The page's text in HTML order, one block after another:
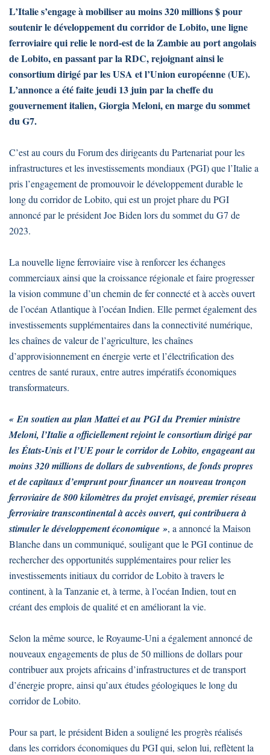
L’Italie s’engage à mobiliser au moins 320 millions $ pour
soutenir le développement du corridor de Lobito, une ligne
ferroviaire qui relie le nord-est de la Zambie au port angolais
de Lobito, en passant par la RDC, rejoignant ainsi le
consortium dirigé par les USA et l’Union européenne (UE).
L’annonce a été faite jeudi 13 juin par la cheffe du
gouvernement italien, Giorgia Meloni, en marge du sommet
du G7.
C’est au cours du Forum des dirigeants du Partenariat pour les
infrastructures et les investissements mondiaux (PGI) que l’Italie a
pris l’engagement de promouvoir le développement durable le
long du corridor de Lobito, qui est un projet phare du PGI
annoncé par le président Joe Biden lors du sommet du G7 de
2023.
La nouvelle ligne ferroviaire vise à renforcer les échanges
commerciaux ainsi que la croissance régionale et faire progresser
la vision commune d’un chemin de fer connecté et à accès ouvert
de l’océan Atlantique à l’océan Indien. Elle permet également des
investissements supplémentaires dans la connectivité numérique,
les chaînes de valeur de l’agriculture, les chaînes
d’approvisionnement en énergie verte et l’électrification des
centres de santé ruraux, entre autres impératifs économiques
transformateurs.
« En soutien au plan Mattei et au PGI du Premier ministre
Meloni, l’Italie a officiellement rejoint le consortium dirigé par
les États-Unis et l’UE pour le corridor de Lobito, engageant au
moins 320 millions de dollars de subventions, de fonds propres
et de capitaux d’emprunt pour financer un nouveau tronçon
ferroviaire de 800 kilomètres du projet envisagé, premier réseau
ferroviaire transcontinental à accès ouvert, qui contribuera à
stimuler le développement économique », a annoncé la Maison
Blanche dans un communiqué, souligant que le PGI continue de
rechercher des opportunités supplémentaires pour relier les
investissements initiaux du corridor de Lobito à travers le
continent, à la Tanzanie et, à terme, à l’océan Indien, tout en
créant des emplois de qualité et en améliorant la vie.
Selon la même source, le Royaume-Uni a également annoncé de
nouveaux engagements de plus de 50 millions de dollars pour
contribuer aux projets africains d’infrastructures et de transport
d’énergie propre, ainsi qu’aux études géologiques le long du
corridor de Lobito.
Pour sa part, le président Biden a souligné les progrès réalisés
dans les corridors économiques du PGI qui, selon lui, reflètent la